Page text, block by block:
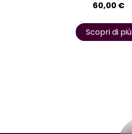
60,00 €
Scopri di più